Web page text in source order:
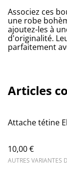
Associez ces
une robe
ajoutez-les à
d'originalité.
parfaitement
Articles
Attache tétine
10,00 €
AUTRES VARIANTES